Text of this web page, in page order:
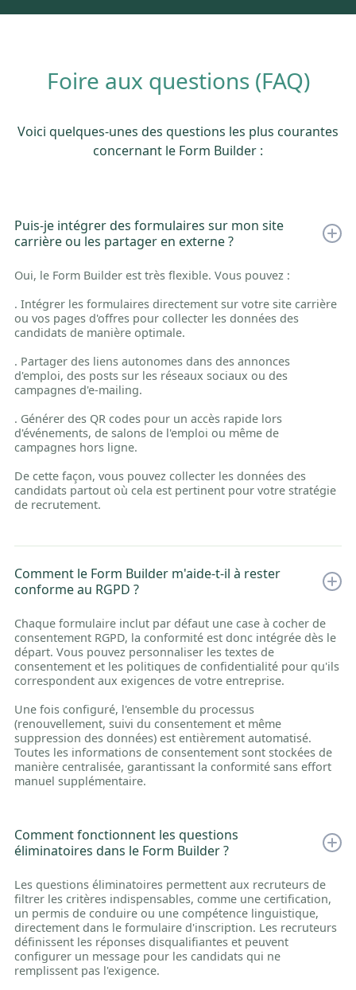
Foire aux questions (FAQ)
Voici quelques-unes des questions les plus courantes
concernant le Form Builder :
Puis-je intégrer des formulaires sur mon site
carrière ou les partager en externe ?
Oui, le Form Builder est très flexible. Vous pouvez :
. Intégrer les formulaires directement sur votre site carrière
ou vos pages d'offres pour collecter les données des
candidats de manière optimale.
. Partager des liens autonomes dans des annonces
d'emploi, des posts sur les réseaux sociaux ou des
campagnes d'e-mailing.
. Générer des QR codes pour un accès rapide lors
d'événements, de salons de l'emploi ou même de
campagnes hors ligne.
De cette façon, vous pouvez collecter les données des
candidats partout où cela est pertinent pour votre stratégie
de recrutement.
Comment le Form Builder m'aide-t-il à rester
conforme au RGPD ?
Chaque formulaire inclut par défaut une case à cocher de
consentement RGPD, la conformité est donc intégrée dès le
départ. Vous pouvez personnaliser les textes de
consentement et les politiques de confidentialité pour qu'ils
correspondent aux exigences de votre entreprise.
Une fois configuré, l'ensemble du processus
(renouvellement, suivi du consentement et même
suppression des données) est entièrement automatisé.
Toutes les informations de consentement sont stockées de
manière centralisée, garantissant la conformité sans effort
manuel supplémentaire.
Comment fonctionnent les questions
éliminatoires dans le Form Builder ?
Les questions éliminatoires permettent aux recruteurs de
filtrer les critères indispensables, comme une certification,
un permis de conduire ou une compétence linguistique,
directement dans le formulaire d'inscription. Les recruteurs
définissent les réponses disqualifiantes et peuvent
configurer un message pour les candidats qui ne
remplissent pas l'exigence.